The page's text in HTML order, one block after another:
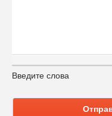
Введите слова